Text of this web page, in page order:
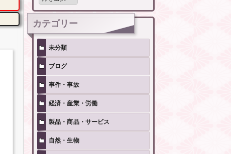
記
事
カテゴリー
未分類
ブログ
事件・事故
経済・産業・労働
製品・商品・サービス
自然・生物